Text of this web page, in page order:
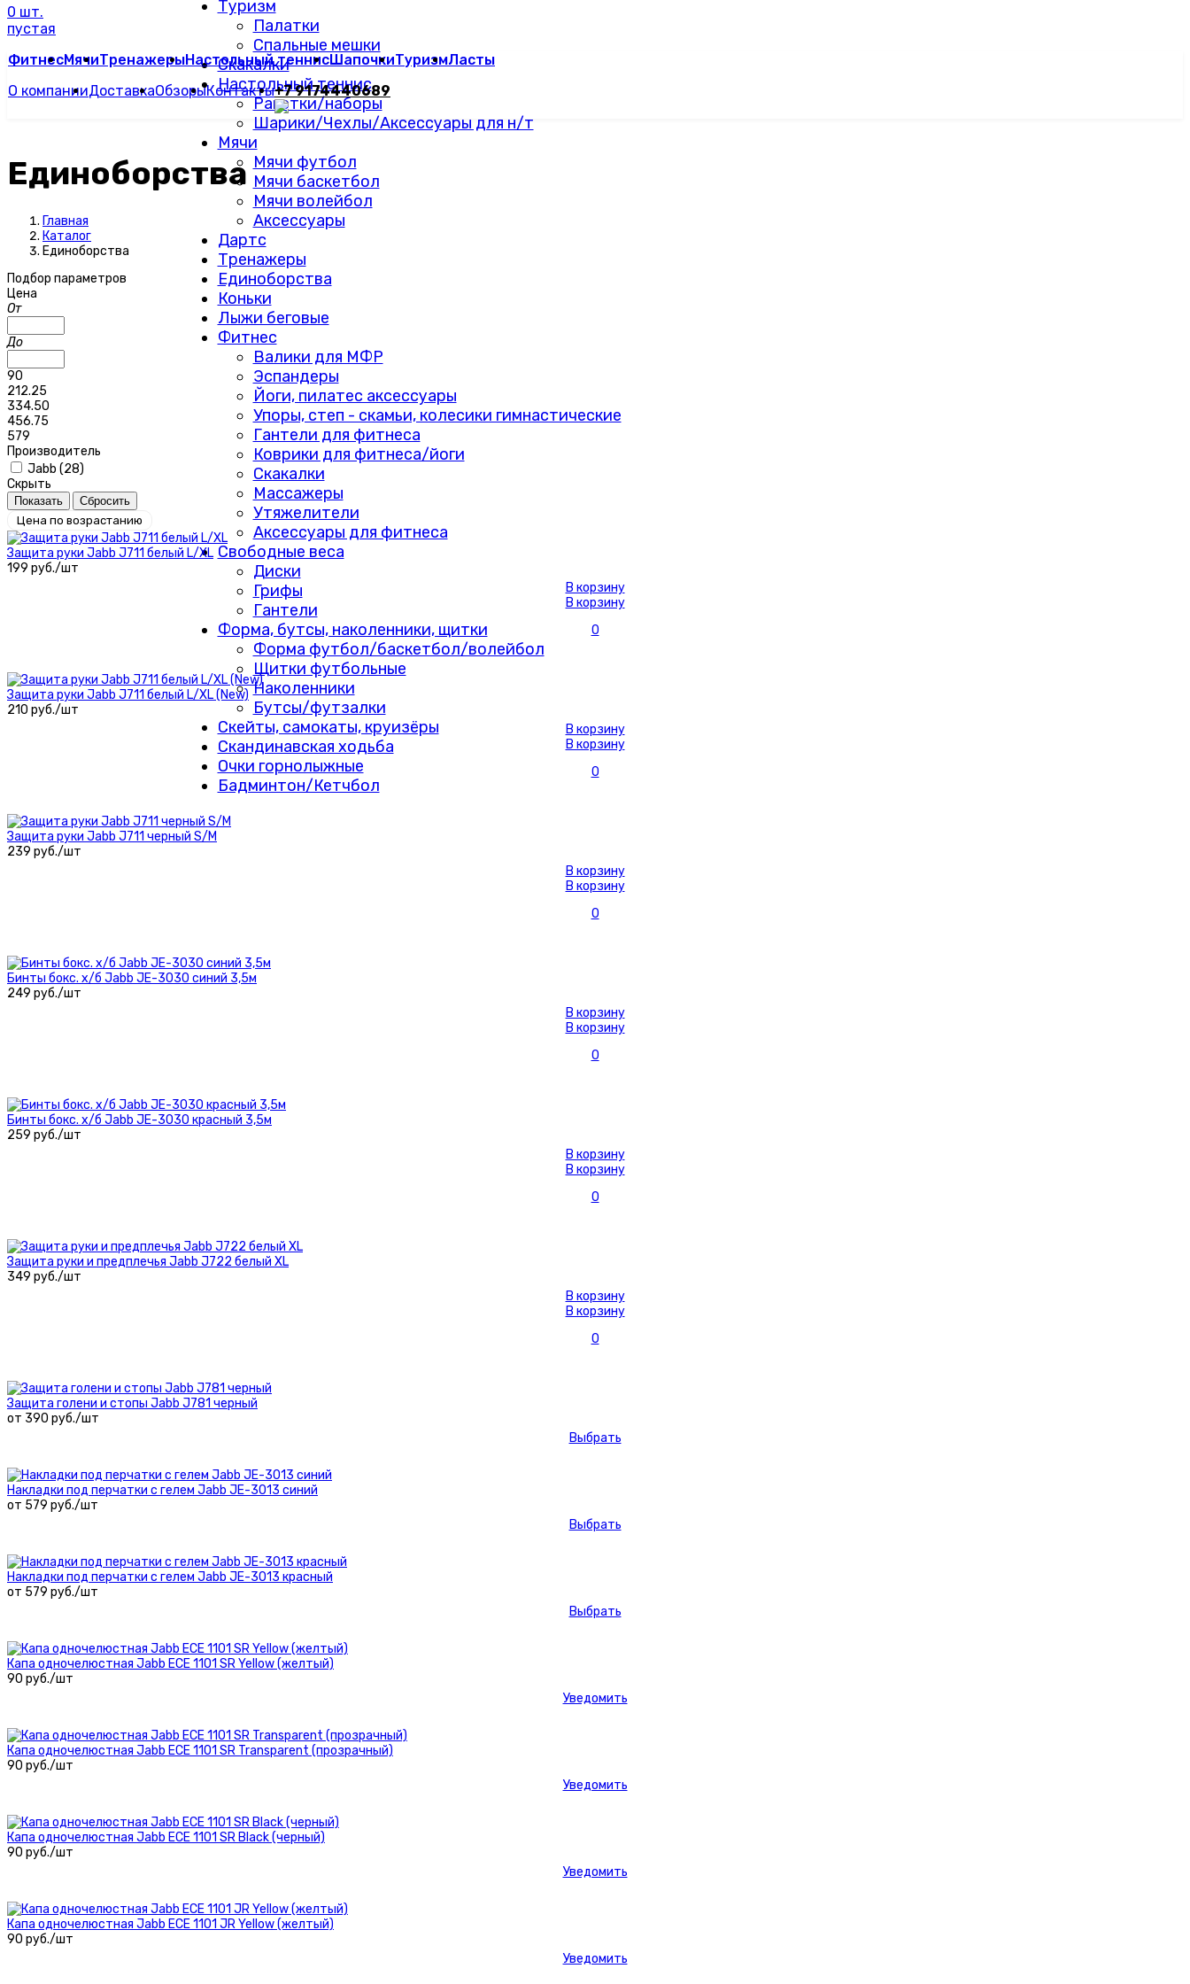
Туризм
Палатки
Спальные мешки
Скакалки
Настольный теннис
Ракетки/наборы
Шарики/Чехлы/Аксессуары для н/т
Мячи
Мячи футбол
Мячи баскетбол
Мячи волейбол
Аксессуары
Дартс
Тренажеры
Единоборства
Коньки
Лыжи беговые
Фитнес
Валики для МФР
Эспандеры
Йоги, пилатес аксессуары
Упоры, степ - скамьи, колесики гимнастические
Гантели для фитнеса
Коврики для фитнеса/йоги
Скакалки
Массажеры
Утяжелители
Аксессуары для фитнеса
Свободные веса
Диски
Грифы
Гантели
Форма, бутсы, наколенники, щитки
Форма футбол/баскетбол/волейбол
Щитки футбольные
Наколенники
Бутсы/футзалки
Скейты, самокаты, круизёры
Скандинавская ходьба
Очки горнолыжные
Бадминтон/Кетчбол
0 шт.
пустая
ФитнесМячиТренажерыНастольный теннисШапочкиТуризмЛасты
О компанииДоставкаОбзорыКонтакты+7 9174440689
Единоборства
Главная
Каталог
Единоборства
Подбор параметров
Цена
От
До
90
212.25
334.50
456.75
579
Производитель
Jabb (28)
Скрыть
Цена по возрастанию
Защита руки Jabb J711 белый L/XL
199 руб./шт
В корзину
В корзину
0
Защита руки Jabb J711 белый L/XL (New)
210 руб./шт
В корзину
В корзину
0
Защита руки Jabb J711 черный S/M
239 руб./шт
В корзину
В корзину
0
Бинты бокс. х/б Jabb JE-3030 синий 3,5м
249 руб./шт
В корзину
В корзину
0
Бинты бокс. х/б Jabb JE-3030 красный 3,5м
259 руб./шт
В корзину
В корзину
0
Защита руки и предплечья Jabb J722 белый XL
349 руб./шт
В корзину
В корзину
0
Защита голени и стопы Jabb J781 черный
от 390 руб./шт
Выбрать
Накладки под перчатки с гелем Jabb JE-3013 синий
от 579 руб./шт
Выбрать
Накладки под перчатки с гелем Jabb JE-3013 красный
от 579 руб./шт
Выбрать
Капа одночелюстная Jabb ECE 1101 SR Yellow (желтый)
90 руб./шт
Уведомить
Капа одночелюстная Jabb ECE 1101 SR Transparent (прозрачный)
90 руб./шт
Уведомить
Капа одночелюстная Jabb ECE 1101 SR Black (черный)
90 руб./шт
Уведомить
Капа одночелюстная Jabb ECE 1101 JR Yellow (желтый)
90 руб./шт
Уведомить